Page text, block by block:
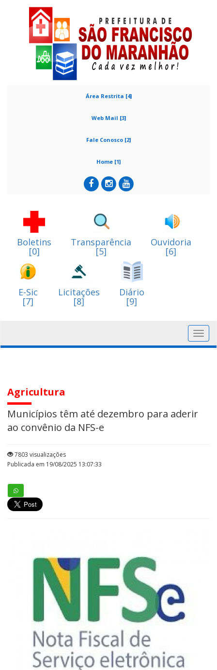
Área Restrita [4]
Web Mail [3]
Fale Conosco [2]
Home [1]
Boletins
[0]
Transparência
[5]
Ouvidoria
[6]
E-Sic
[7]
Licitações
[8]
Diário
[9]
Agricultura
Municípios têm até dezembro para aderir
ao convênio da NFS-e
7803 visualizações
Publicada em 19/08/2025 13:07:33